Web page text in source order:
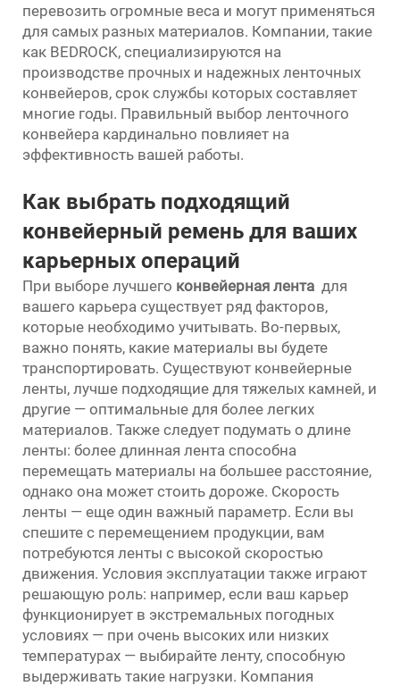
перевозить огромные веса и могут применяться
для самых разных материалов. Компании, такие
как BEDROCK, специализируются на
производстве прочных и надежных ленточных
конвейеров, срок службы которых составляет
многие годы. Правильный выбор ленточного
конвейера кардинально повлияет на
эффективность вашей работы.
Как выбрать подходящий
конвейерный ремень для ваших
карьерных операций
При выборе лучшего конвейерная лента для
вашего карьера существует ряд факторов,
которые необходимо учитывать. Во-первых,
важно понять, какие материалы вы будете
транспортировать. Существуют конвейерные
ленты, лучше подходящие для тяжелых камней, и
другие — оптимальные для более легких
материалов. Также следует подумать о длине
ленты: более длинная лента способна
перемещать материалы на большее расстояние,
однако она может стоить дороже. Скорость
ленты — еще один важный параметр. Если вы
спешите с перемещением продукции, вам
потребуются ленты с высокой скоростью
движения. Условия эксплуатации также играют
решающую роль: например, если ваш карьер
функционирует в экстремальных погодных
условиях — при очень высоких или низких
температурах — выбирайте ленту, способную
выдерживать такие нагрузки. Компания